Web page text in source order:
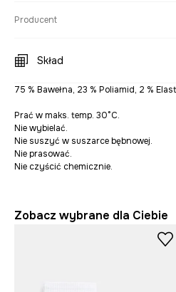
Producent
Skład
75 % Bawełna, 23 % Poliamid, 2 %
Prać w maks. temp. 30°C.
Nie wybielać.
Nie suszyć w suszarce bębnowej.
Nie prasować.
Nie czyścić chemicznie.
Zobacz wybrane dla Ciebie